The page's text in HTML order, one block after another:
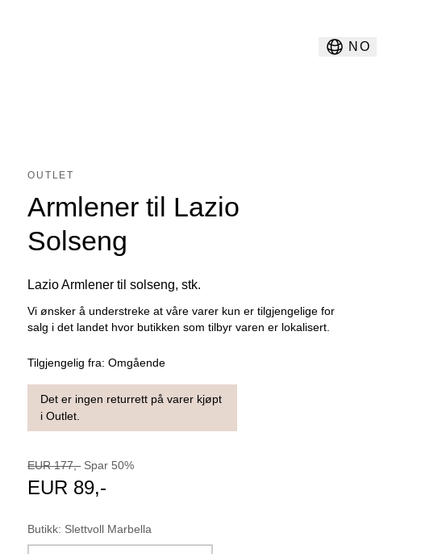
NO
OUTLET
Armlener til Lazio
Solseng
Lazio Armlener til solseng, stk.
Vi ønsker å understreke at våre varer kun er tilgjengelige for
salg i det landet hvor butikken som tilbyr varen er lokalisert.
Tilgjengelig fra:Omgående
Det er ingen returrett på varer kjøpt
i Outlet.
EUR 177,- Spar 50%
EUR 89,-
Butikk: Slettvoll Marbella